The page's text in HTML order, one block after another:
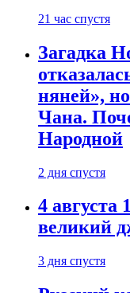
21 час спустя
Загадка
няней»,
Чана.
Народной
2 дня спустя
4 августа
великий
3 дня спустя